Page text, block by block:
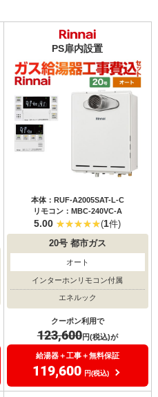
PS扉内設置
本体：RUF-A2005SAT-L-C
リモコン：MBC-240VC-A
5.00 (1件)
20号都市ガス
オート
インターホンリモコン付属
エネルック
クーポン利用で
123,600円(税込)が
給湯器＋工事＋無料保証
119,600 円(税込)